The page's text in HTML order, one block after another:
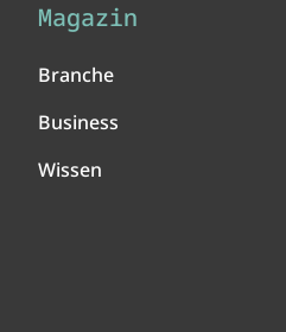
Magazin
Branche
Business
Wissen